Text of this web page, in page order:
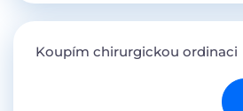
Koupím chirurgickou ordinaci